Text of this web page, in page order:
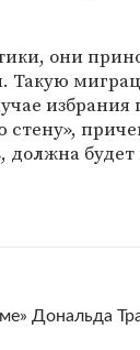
они
Такую
должна
Дональда